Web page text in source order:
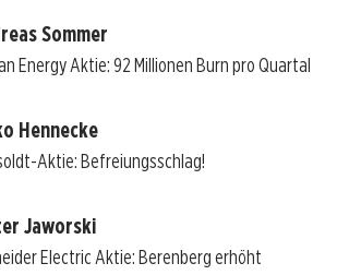
Sommer
Energy Aktie: 92 Millionen Burn pro Quartal
Hennecke
Aktie: Befreiungsschlag!
Jaworski
Electric Aktie: Berenberg erhöht